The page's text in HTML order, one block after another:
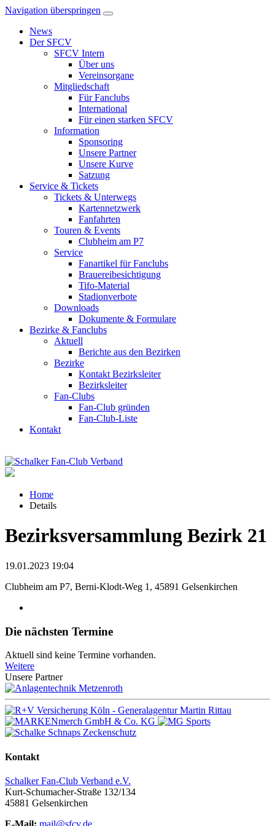
Navigation überspringen
News
Der SFCV
SFCV Intern
Über uns
Vereinsorgane
Mitgliedschaft
Für Fanclubs
International
Für einen starken SFCV
Information
Sponsoring
Unsere Partner
Unsere Kurve
Satzung
Service & Tickets
Tickets & Unterwegs
Kartennetzwerk
Fanfahrten
Touren & Events
Clubheim am P7
Service
Fanartikel für Fanclubs
Brauereibesichtigung
Tifo-Material
Stadionverbote
Downloads
Dokumente & Formulare
Bezirke & Fanclubs
Aktuell
Berichte aus den Bezirken
Bezirke
Kontakt Bezirksleiter
Bezirksleiter
Fan-Clubs
Fan-Club gründen
Fan-Club-Liste
Kontakt
Home
Details
Bezirksversammlung Bezirk 21
19.01.2023 19:04
Clubheim am P7, Berni-Klodt-Weg 1, 45891 Gelsenkirchen
Die nächsten Termine
Aktuell sind keine Termine vorhanden.
Weitere
Unsere Partner
Kontakt
Schalker Fan-Club Verband e.V.
Kurt-Schumacher-Straße 132/134
45881 Gelsenkirchen
E-Mail: mail@sfcv.de